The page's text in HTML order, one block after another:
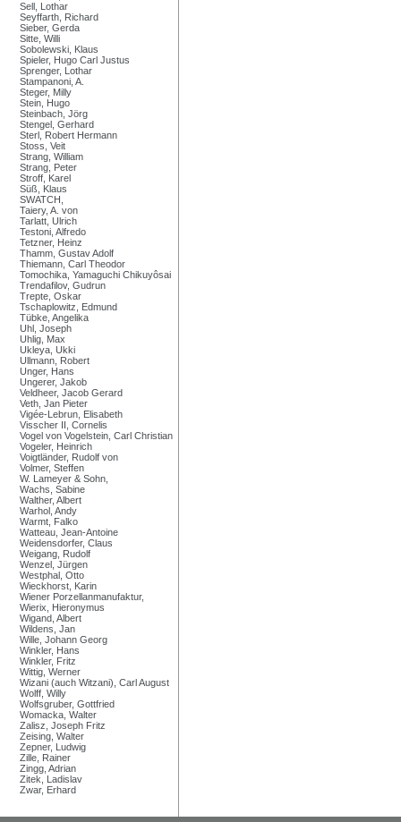
Sell, Lothar
Seyffarth, Richard
Sieber, Gerda
Sitte, Willi
Sobolewski, Klaus
Spieler, Hugo Carl Justus
Sprenger, Lothar
Stampanoni, A.
Steger, Milly
Stein, Hugo
Steinbach, Jörg
Stengel, Gerhard
Sterl, Robert Hermann
Stoss, Veit
Strang, William
Strang, Peter
Stroff, Karel
Süß, Klaus
SWATCH,
Taiery, A. von
Tarlatt, Ulrich
Testoni, Alfredo
Tetzner, Heinz
Thamm, Gustav Adolf
Thiemann, Carl Theodor
Tomochika, Yamaguchi Chikuyôsai
Trendafilov, Gudrun
Trepte, Oskar
Tschaplowitz, Edmund
Tübke, Angelika
Uhl, Joseph
Uhlig, Max
Ukleya, Ukki
Ullmann, Robert
Unger, Hans
Ungerer, Jakob
Veldheer, Jacob Gerard
Veth, Jan Pieter
Vigée-Lebrun, Elisabeth
Visscher II, Cornelis
Vogel von Vogelstein, Carl Christian
Vogeler, Heinrich
Voigtländer, Rudolf von
Volmer, Steffen
W. Lameyer & Sohn,
Wachs, Sabine
Walther, Albert
Warhol, Andy
Warmt, Falko
Watteau, Jean-Antoine
Weidensdorfer, Claus
Weigang, Rudolf
Wenzel, Jürgen
Westphal, Otto
Wieckhorst, Karin
Wiener Porzellanmanufaktur,
Wierix, Hieronymus
Wigand, Albert
Wildens, Jan
Wille, Johann Georg
Winkler, Hans
Winkler, Fritz
Wittig, Werner
Wizani (auch Witzani), Carl August
Wolff, Willy
Wolfsgruber, Gottfried
Womacka, Walter
Zalisz, Joseph Fritz
Zeising, Walter
Zepner, Ludwig
Zille, Rainer
Zingg, Adrian
Zitek, Ladislav
Zwar, Erhard